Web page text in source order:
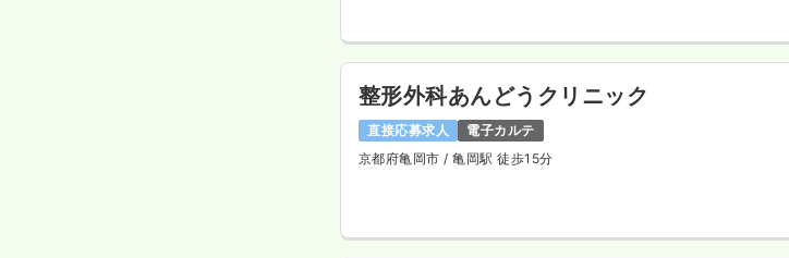
整形外科あんどうクリニック
直接応募求人
電子カルテ
京都府亀岡市/ 亀岡駅 徒歩15分